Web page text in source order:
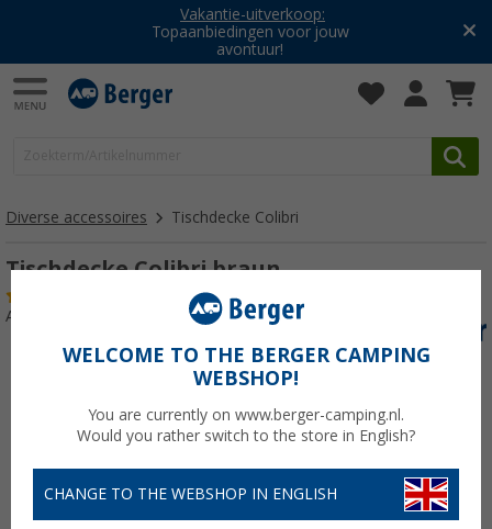
Vakantie-uitverkoop:
Topaanbiedingen voor jouw
avontuur!
Diverse accessoires Tischdecke Colibri
Tischdecke Colibri braun
Artikelnr: 447450
WELCOME TO THE BERGER CAMPING
WEBSHOP!
You are currently on www.berger-camping.nl.
Would you rather switch to the store in English?
CHANGE TO THE WEBSHOP IN ENGLISH